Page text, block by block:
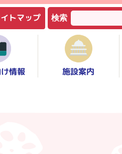
トマップ 検索
情報 施設案内